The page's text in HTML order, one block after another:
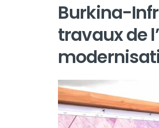
Burkina-
travaux de